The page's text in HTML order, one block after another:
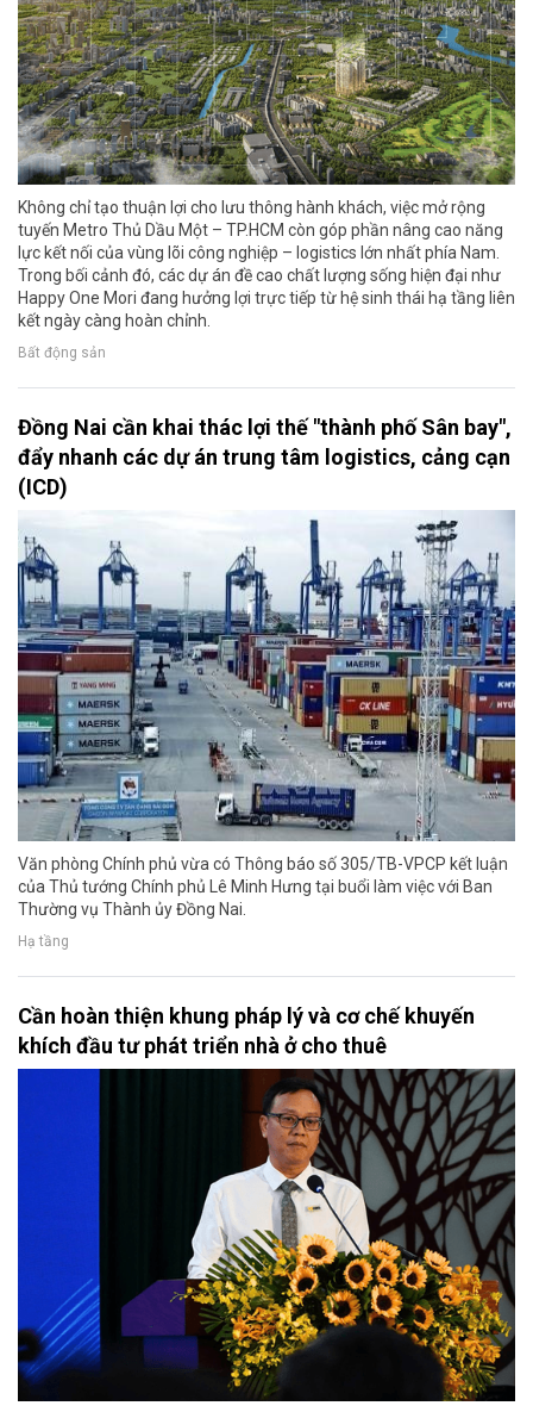
Không chỉ tạo thuận lợi cho lưu thông hành khách, việc mở rộng
tuyến Metro Thủ Dầu Một – TP.HCM còn góp phần nâng cao năng
lực kết nối của vùng lõi công nghiệp – logistics lớn nhất phía Nam.
Trong bối cảnh đó, các dự án đề cao chất lượng sống hiện đại như
Happy One Mori đang hưởng lợi trực tiếp từ hệ sinh thái hạ tầng liên
kết ngày càng hoàn chỉnh.
Bất động sản
Đồng Nai cần khai thác lợi thế "thành phố Sân bay",
đẩy nhanh các dự án trung tâm logistics, cảng cạn
(ICD)
Văn phòng Chính phủ vừa có Thông báo số 305/TB-VPCP kết luận
của Thủ tướng Chính phủ Lê Minh Hưng tại buổi làm việc với Ban
Thường vụ Thành ủy Đồng Nai.
Hạ tầng
Cần hoàn thiện khung pháp lý và cơ chế khuyến
khích đầu tư phát triển nhà ở cho thuê